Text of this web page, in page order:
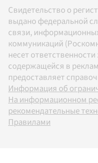
Свидетельство о
выдано федеральной
связи,
коммуникаций
несет
содержащейся в
предоставляет
Информация об
На информационном
рекомендательные
Правилами